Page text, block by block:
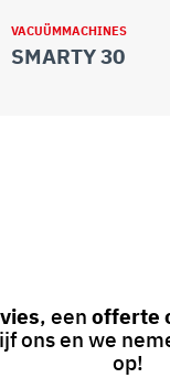
VACUÜMMACHINES
SMARTY 30
, eenofferte
ons en we
op!